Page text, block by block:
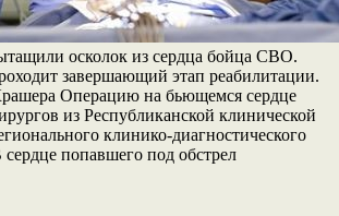
осколок из сердца бойца СВО.
завершающий этап реабилитации.
Операцию на бьющемся сердце
из Республиканской клинической
клинико-диагностического
попавшего под обстрел